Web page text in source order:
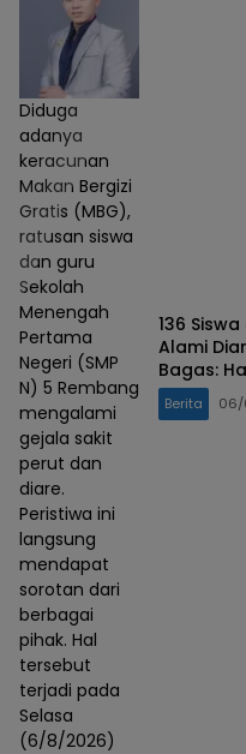
Diduga
adanya
keracunan
Makan Bergizi
Gratis (MBG),
ratusan siswa
dan guru
Sekolah
Menengah
Pertama
Negeri (SMP
N) 5 Rembang
mengalami
gejala sakit
perut dan
diare.
Peristiwa ini
langsung
mendapat
sorotan dari
berbagai
pihak. Hal
tersebut
terjadi pada
Selasa
(6/8/2026)
136
Alami
Bagas:
Berita 06/